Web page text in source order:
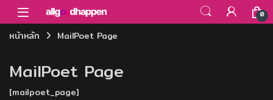
Skip to navigation
Skip to content
0
หน้าหลัก MailPoet Page
MailPoet Page
[mailpoet_page]